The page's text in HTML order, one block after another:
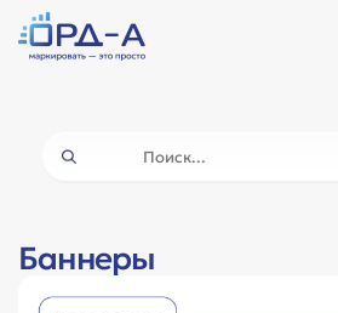
Баннеры